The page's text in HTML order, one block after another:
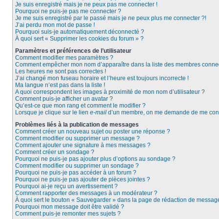
Je suis enregistré mais je ne peux pas me connecter !
Pourquoi ne puis-je pas me connecter ?
Je me suis enregistré par le passé mais je ne peux plus me connecter ?!
J’ai perdu mon mot de passe !
Pourquoi suis-je automatiquement déconnecté ?
À quoi sert « Supprimer les cookies du forum » ?
Paramètres et préférences de l’utilisateur
Comment modifier mes paramètres ?
Comment empêcher mon nom d’apparaître dans la liste des membres
Les heures ne sont pas correctes !
J’ai changé mon fuseau horaire et l’heure est toujours incorrecte !
Ma langue n’est pas dans la liste !
A quoi correspondent les images à proximité de mon nom d’utilisateur ?
Comment puis-je afficher un avatar ?
Qu’est-ce que mon rang et comment le modifier ?
Lorsque je clique sur le lien e-mail d’un membre, on me demande de me
Problèmes liés à la publication de messages
Comment créer un nouveau sujet ou poster une réponse ?
Comment modifier ou supprimer un message ?
Comment ajouter une signature à mes messages ?
Comment créer un sondage ?
Pourquoi ne puis-je pas ajouter plus d’options au sondage ?
Comment modifier ou supprimer un sondage ?
Pourquoi ne puis-je pas accéder à un forum ?
Pourquoi ne puis-je pas ajouter de pièces jointes ?
Pourquoi ai-je reçu un avertissement ?
Comment rapporter des messages à un modérateur ?
À quoi sert le bouton « Sauvegarder » dans la page de rédaction de
Pourquoi mon message doit être validé ?
Comment puis-je remonter mes sujets ?